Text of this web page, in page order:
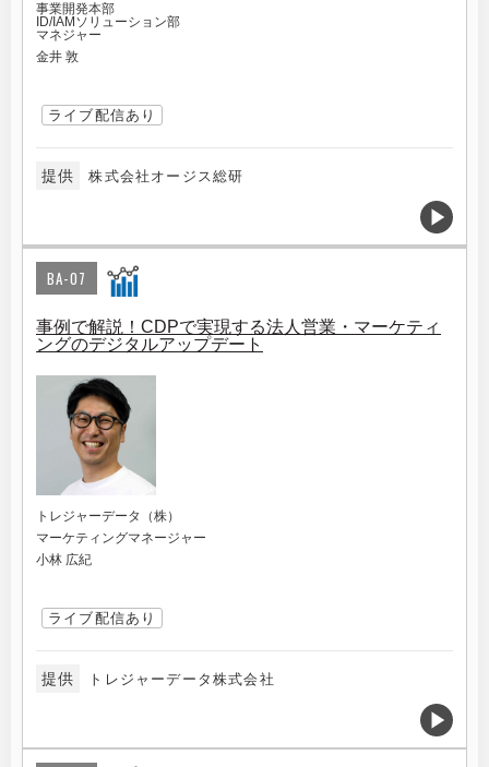
事業開発本部
ID/IAMソリューション部
マネジャー
金井 敦
ライブ配信あり
提供 株式会社オージス総研
BA-07
事例で解説！CDPで実現する法人営業・マーケティ
ングのデジタルアップデート
トレジャーデータ（株）
マーケティングマネージャー
小林 広紀
ライブ配信あり
提供 トレジャーデータ株式会社